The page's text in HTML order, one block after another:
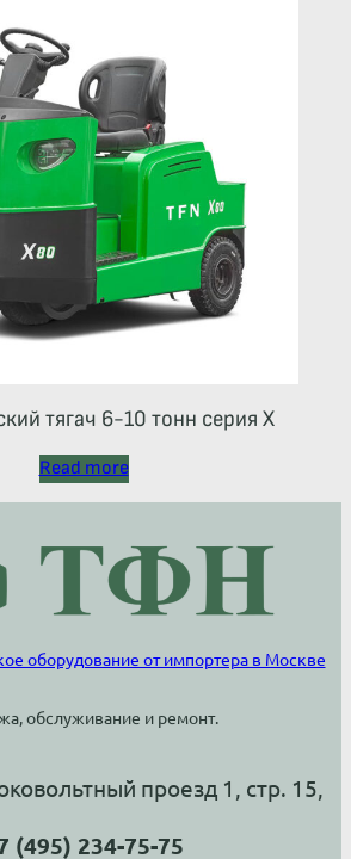
тягач 6-10 тонн серия Х
Read more
оборудование от импортера в Москве
обслуживание и ремонт.
проезд 1, стр. 15,
(495) 234-75-75